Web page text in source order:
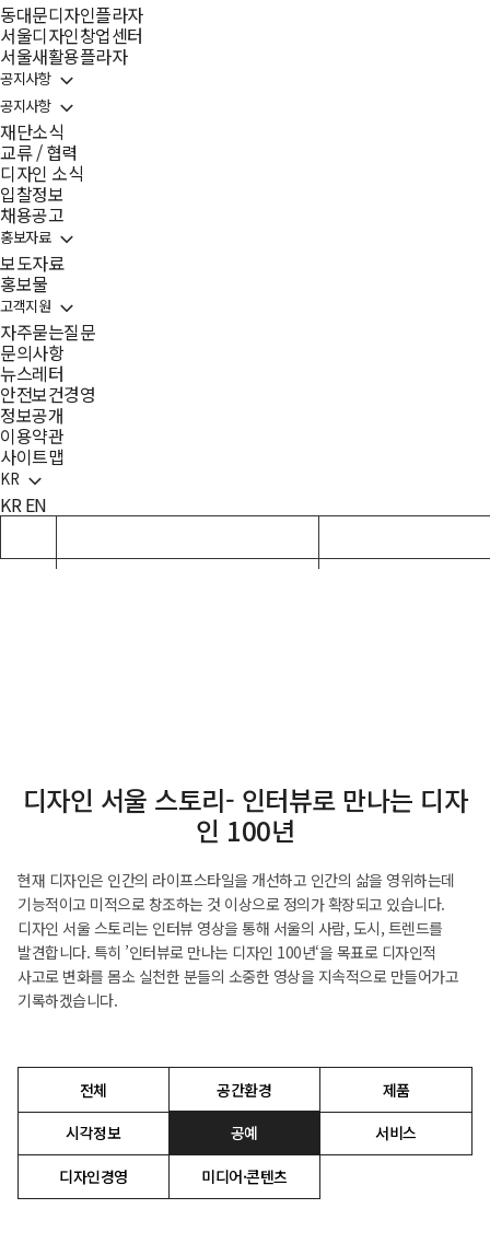
동대문디자인플라자
서울디자인창업센터
서울새활용플라자
공지사항
공지사항
재단소식
교류 / 협력
디자인 소식
입찰정보
채용공고
홍보자료
보도자료
홍보물
고객지원
자주묻는질문
문의사항
뉴스레터
안전보건경영
정보공개
이용약관
사이트맵
KR
KR EN
디자인 서울 스토리- 인터뷰로 만나는 디자
인 100년
현재 디자인은 인간의 라이프스타일을 개선하고 인간의 삶을 영위하는데
기능적이고 미적으로 창조하는 것 이상으로 정의가 확장되고 있습니다.
디자인 서울 스토리는 인터뷰 영상을 통해 서울의 사람, 도시, 트렌드를
발견합니다. 특히 ’인터뷰로 만나는 디자인 100년‘을 목표로 디자인적
사고로 변화를 몸소 실천한 분들의 소중한 영상을 지속적으로 만들어가고
기록하겠습니다.
전체 공간환경
제품
시각정보
공예
서비스
디자인경영
미디어·콘텐츠